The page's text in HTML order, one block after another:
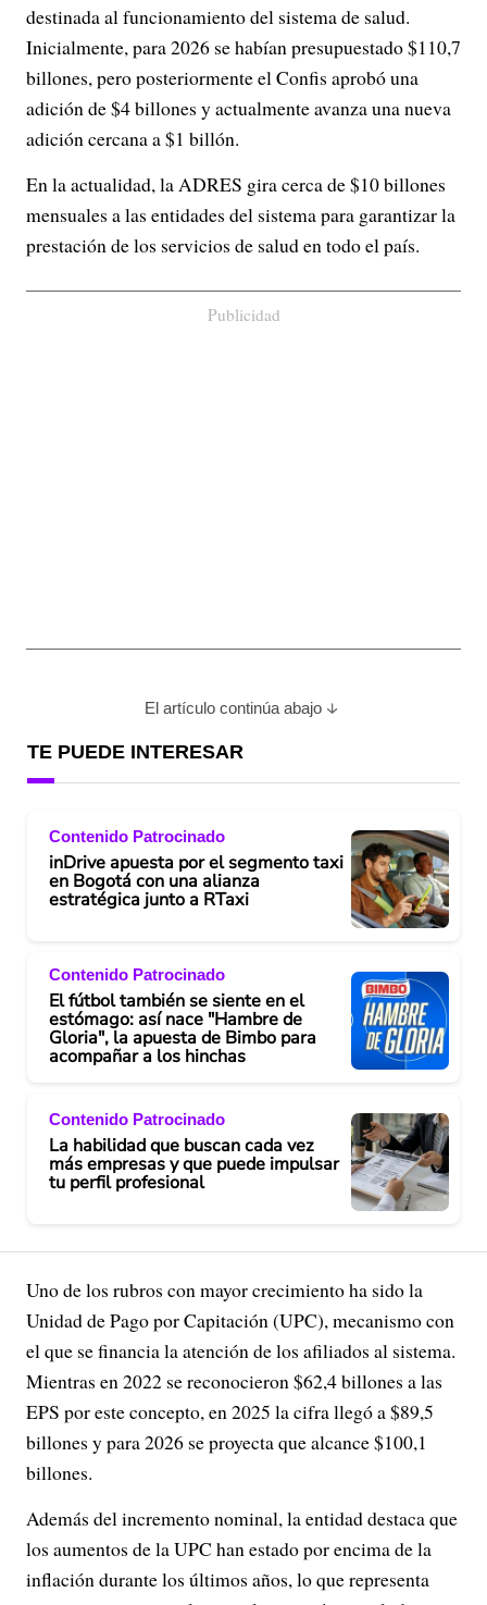
destinada al funcionamiento del sistema de salud.
Inicialmente, para 2026 se habían presupuestado $110,7
billones, pero posteriormente el Confis aprobó una
adición de $4 billones y actualmente avanza una nueva
adición cercana a $1 billón.
En la actualidad, la ADRES gira cerca de $10 billones
mensuales a las entidades del sistema para garantizar la
prestación de los servicios de salud en todo el país.
Publicidad
El artículo continúa abajo
TE PUEDE INTERESAR
Contenido Patrocinado
inDrive apuesta por el segmento taxi
en Bogotá con una alianza
estratégica junto a RTaxi
Contenido Patrocinado
El fútbol también se siente en el
estómago: así nace "Hambre de
Gloria", la apuesta de Bimbo para
acompañar a los hinchas
Contenido Patrocinado
La habilidad que buscan cada vez
más empresas y que puede impulsar
tu perfil profesional
Uno de los rubros con mayor crecimiento ha sido la
Unidad de Pago por Capitación (UPC), mecanismo con
el que se financia la atención de los afiliados al sistema.
Mientras en 2022 se reconocieron $62,4 billones a las
EPS por este concepto, en 2025 la cifra llegó a $89,5
billones y para 2026 se proyecta que alcance $100,1
billones.
Además del incremento nominal, la entidad destaca que
los aumentos de la UPC han estado por encima de la
inflación durante los últimos años, lo que representa